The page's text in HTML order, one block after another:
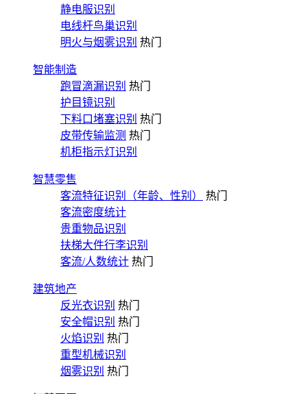
静电服识别
电线杆鸟巢识别
明火与烟雾识别 热门
智能制造
跑冒滴漏识别 热门
护目镜识别
下料口堵塞识别 热门
皮带传输监测 热门
机柜指示灯识别
智慧零售
客流特征识别（年龄、性别）
热门
客流密度统计
贵重物品识别
扶梯大件行李识别
客流/人数统计 热门
建筑地产
反光衣识别 热门
安全帽识别 热门
火焰识别 热门
重型机械识别
烟雾识别 热门